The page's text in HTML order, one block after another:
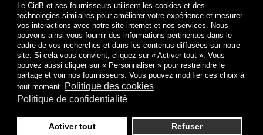
Le CidB et ses fournisseurs utilisent les cookies et des
technologies similaires pour améliorer votre expérience et mesurer
vos interactions avec notre site internet et nos services. Nous
pouvons ainsi vous fournir des informations pertinentes dans le
cadre de vos recherches et dans les contenus diffusées sur notre
site. Si cela vous convient, cliquez sur « Activer tout ». Vous
pouvez aussi cliquer sur « Personnaliser » pour restreindre le
partage et voir nos fournisseurs. Vous pouvez modifier ces choix à
tout moment. Politique des cookies
Politique de confidentialité
Activer tout Refuser
J’ai lu et j’accepte lesTermes et conditionset la
Politique de confidentialité
Je m'abonne